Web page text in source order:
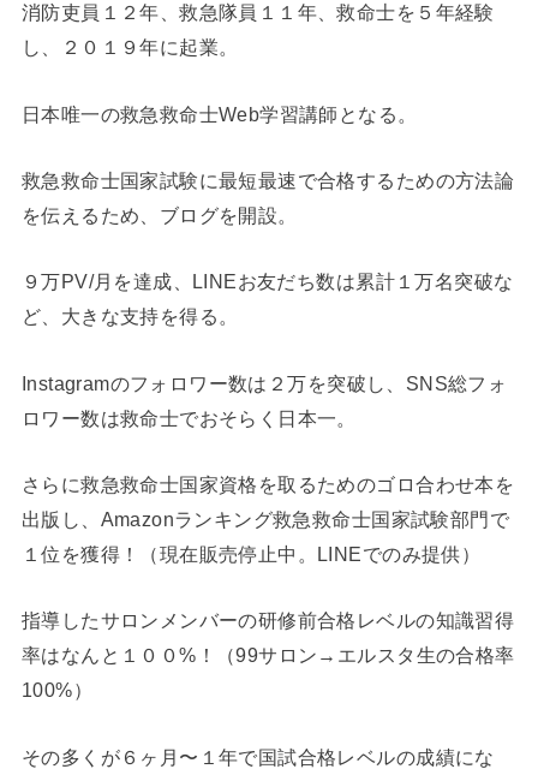
消防吏員１２年、救急隊員１１年、救命士を５年経験
し、２０１９年に起業。
日本唯一の救急救命士Web学習講師となる。
救急救命士国家試験に最短最速で合格するための方法論
を伝えるため、ブログを開設。
９万PV/月を達成、LINEお友だち数は累計１万名突破な
ど、大きな支持を得る。
Instagramのフォロワー数は２万を突破し、SNS総フォ
ロワー数は救命士でおそらく日本一。
さらに救急救命士国家資格を取るためのゴロ合わせ本を
出版し、Amazonランキング救急救命士国家試験部門で
１位を獲得！（現在販売停止中。LINEでのみ提供）
指導したサロンメンバーの研修前合格レベルの知識習得
率はなんと１００%！（99サロン→エルスタ生の合格率
100%）
その多くが６ヶ月〜１年で国試合格レベルの成績にな